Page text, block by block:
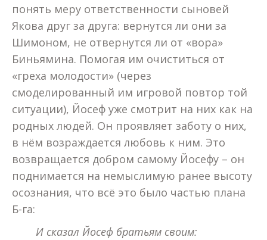
понять меру ответственности сыновей
Якова друг за друга: вернутся ли они за
Шимоном, не отвернутся ли от «вора»
Биньямина. Помогая им очиститься от
«греха молодости» (через
смоделированный им игровой повтор той
ситуации), Йосеф уже смотрит на них как на
родных людей. Он проявляет заботу о них,
в нём возраждается любовь к ним. Это
возвращается добром самому Йосефу – он
поднимается на немыслимую ранее высоту
осознания, что всё это было частью плана
Б-га:
И сказал Йосеф братьям своим: